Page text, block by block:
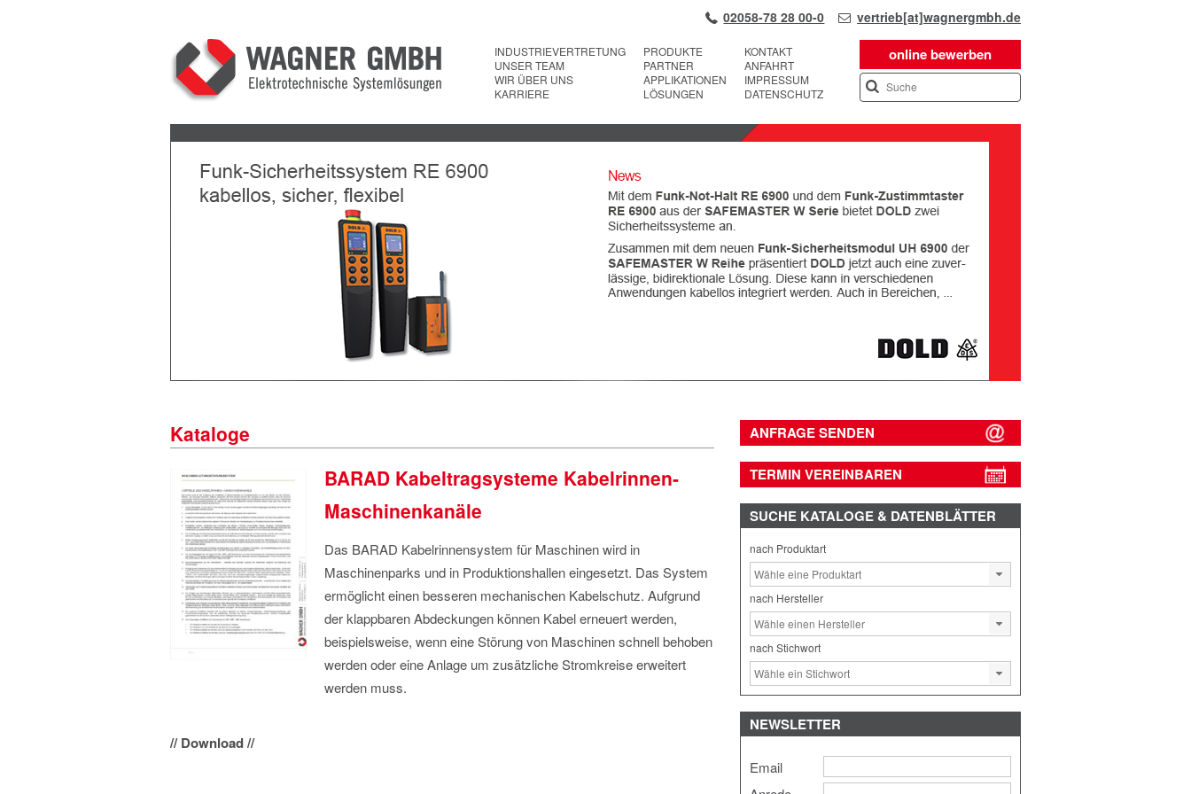
02058-78 28 00-0 vertrieb[at]wagnergmbh.de
online bewerben
INDUSTRIEVERTRETUNG
UNSER TEAM
WIR ÜBER UNS
KARRIERE
PRODUKTE
PARTNER
APPLIKATIONEN
LÖSUNGEN
KONTAKT
ANFAHRT
IMPRESSUM
DATENSCHUTZ
Next
Kataloge
BARAD Kabeltragsysteme Kabelrinnen-
Maschinenkanäle
Das BARAD Kabelrinnensystem für Maschinen wird in
Maschinenparks und in Produktionshallen eingesetzt. Das System
ermöglicht einen besseren mechanischen Kabelschutz. Aufgrund
der klappbaren Abdeckungen können Kabel erneuert werden,
beispielsweise, wenn eine Störung von Maschinen schnell behoben
werden oder eine Anlage um zusätzliche Stromkreise erweitert
werden muss.
// Download //
ANFRAGE SENDEN
TERMIN VEREINBAREN
SUCHE KATALOGE & DATENBLÄTTER
nach Produktart
nach Hersteller
nach Stichwort
NEWSLETTER
Email